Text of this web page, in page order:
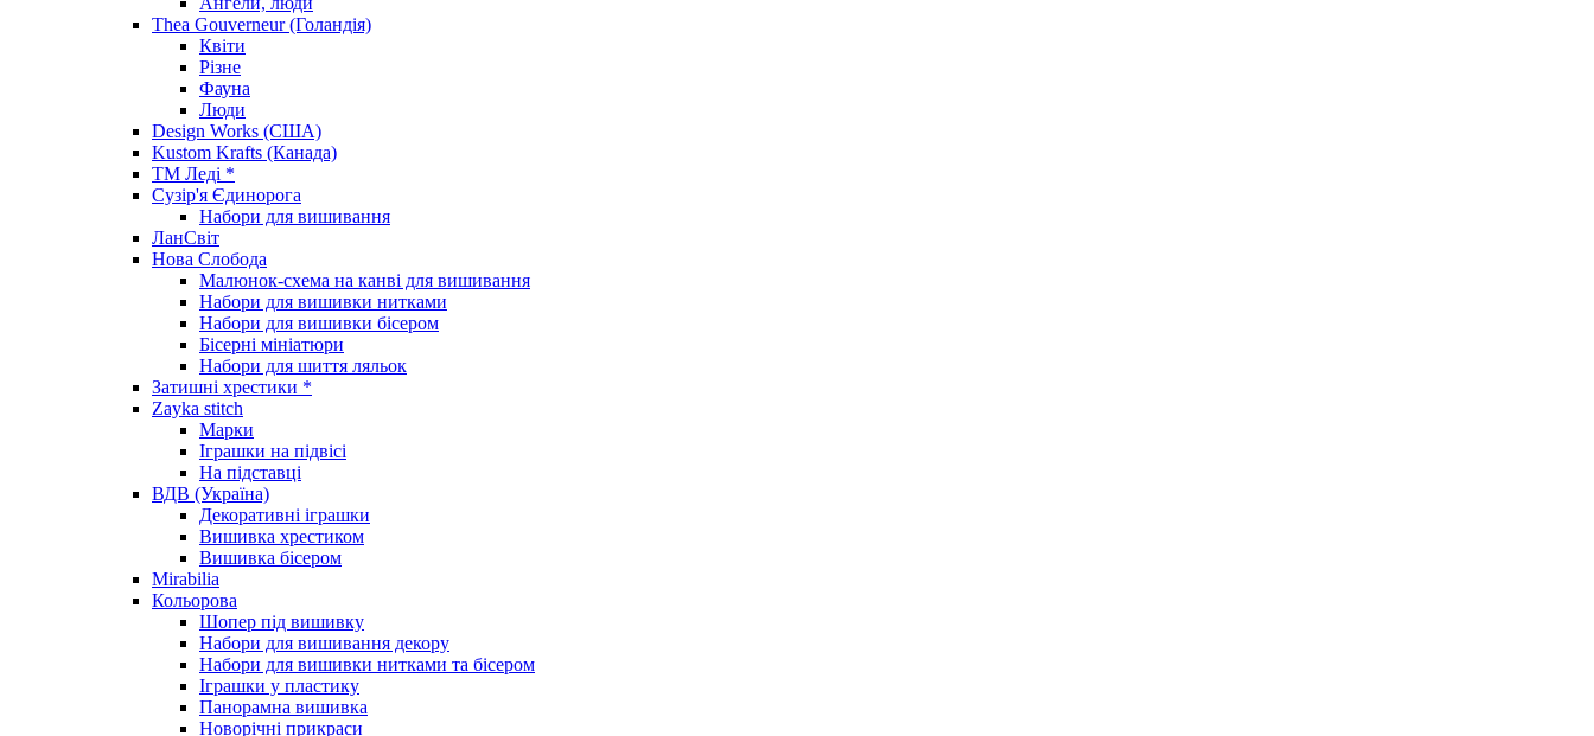
Thea Gouverneur (Голандія)
Квіти
Різне
Фауна
Люди
Design Works (США)
Kustom Krafts (Канада)
ТМ Леді *
Сузір'я Єдинорога
Набори для вишивання
ЛанСвіт
Нова Слобода
Малюнок-схема на канві для вишивання
Набори для вишивки нитками
Набори для вишивки бісером
Бісерні мініатюри
Набори для шиття ляльок
Затишні хрестики *
Zayka stitch
Марки
Іграшки на підвісі
На підставці
ВДВ (Україна)
Декоративні іграшки
Вишивка хрестиком
Вишивка бісером
Mirabilia
Кольорова
Шопер під вишивку
Набори для вишивання декору
Набори для вишивки нитками та бісером
Іграшки у пластику
Панорамна вишивка
Новорічні прикраси